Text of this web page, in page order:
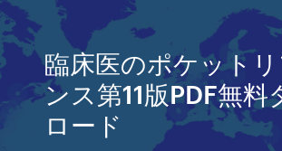
臨床医のポケット
ンス第11版PDF無料
ロード